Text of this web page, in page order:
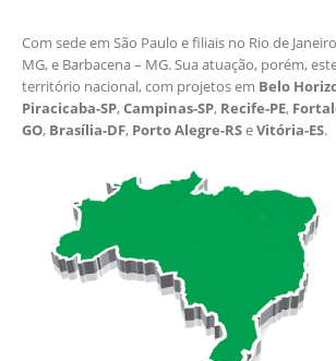
Com sede em São Paulo e filiais no Rio de Janeiro
MG, e Barbacena – MG. Sua atuação, porém,
território nacional, com projetos em Belo
Piracicaba-SP,Campinas-SP, Recife-PE,
GO, Brasília-DF, Porto Alegre-RSeVitória-ES.